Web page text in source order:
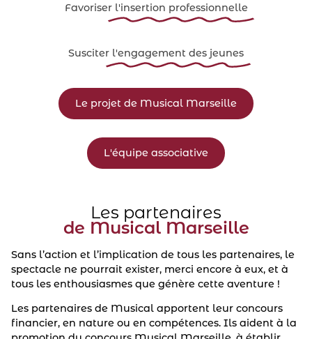
Favoriser l'insertion professionnelle
Susciter l'engagement des jeunes
Le projet de Musical Marseille
L'équipe associative
Les partenaires
de Musical Marseille
Sans l’action et l’implication de tous les partenaires, le
spectacle ne pourrait exister, merci encore à eux, et à
tous les enthousiasmes que génère cette aventure !
Les partenaires de Musical apportent leur concours
financier, en nature ou en compétences. Ils aident à la